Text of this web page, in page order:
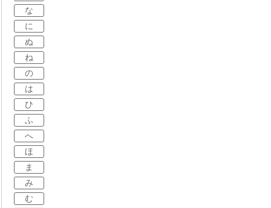
な
に
ぬ
ね
の
は
ひ
ふ
へ
ほ
ま
み
む